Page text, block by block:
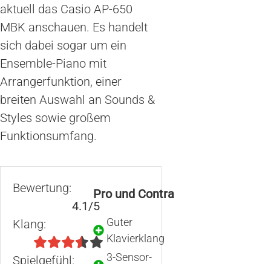
aktuell das Casio AP-650
MBK anschauen. Es handelt
sich dabei sogar um ein
Ensemble-Piano mit
Arrangerfunktion, einer
breiten Auswahl an Sounds &
Styles sowie großem
Funktionsumfang.
Bewertung:
4.1/5
Klang:
Spielgefühl:
Pro und Contra
Guter
Klavierklang
3-Sensor-